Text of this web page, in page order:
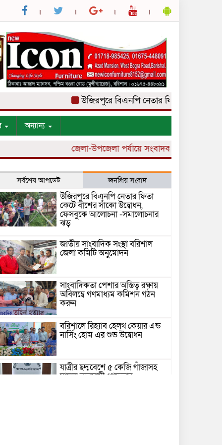
উজিরপুরে বিএনপি নেতার ফিতা কেটে বাঁশের
অন্যান্য
জেলা-উপজেলা পর্যায়ে সংবাদকর্মী নিয়োগ চলছে।
সর্বশেষ আপডেট জনপ্রিয় সংবাদ
উজিরপুরে বিএনপি নেতার ফিতা
কেটে বাঁশের সাঁকো উদ্বোধন,
ফেসবুকে আলোচনা -সমালোচনার
ঝড়
জাতীয় সাংবাদিক সংস্থা বরিশাল
জেলা কমিটি অনুমোদন
সাংবাদিকতা পেশার অস্তিত্ব রক্ষায়
অবিলম্বে গণমাধ্যম কমিশন গঠন
করুন
বরিশালে রিহ্যাব হেলথ কেয়ার এন্ড
নার্সিং হোম এর শুভ উদ্বোধন
যাত্রীর ছদ্মবেশে ৫ কেজি গাঁজাসহ
মাদক ব্যবসায়ী গ্রেফতার